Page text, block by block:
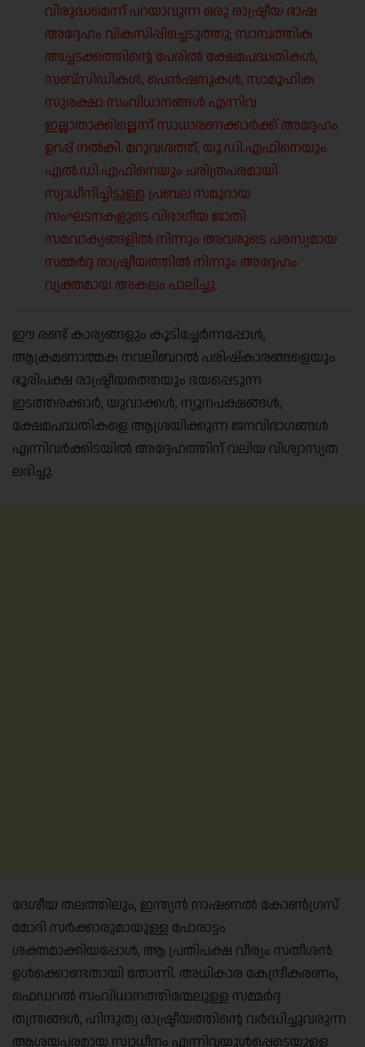
വിരുദ്ധമെന്ന് പറയാവുന്ന ഒരു രാഷ്ട്രീയ ഭാഷ
അദ്ദേഹം വികസിപ്പിച്ചെടുത്തു; സാമ്പത്തിക
അച്ചടക്കത്തിന്റെ പേരിൽ ക്ഷേമപദ്ധതികൾ,
സബ്സിഡികൾ, പെൻഷനുകൾ, സാമൂഹിക
സുരക്ഷാ സംവിധാനങ്ങൾ എന്നിവ
ഇല്ലാതാക്കില്ലെന്ന് സാധാരണക്കാർക്ക് അദ്ദേഹം
ഉറപ്പ് നൽകി. മറുവശത്ത്, യു.ഡി.എഫിനെയും
എൽ.ഡി.എഫിനെയും ചരിത്രപരമായി
സ്വാധീനിച്ചിട്ടുള്ള പ്രബല സമുദായ
സംഘടനകളുടെ വിഭാഗീയ ജാതി
സമവാക്യങ്ങളിൽ നിന്നും അവരുടെ പരസ്യമായ
സമ്മർദ്ദ രാഷ്ട്രീയത്തിൽ നിന്നും അദ്ദേഹം
വ്യക്തമായ അകലം പാലിച്ചു.
ഈ രണ്ട് കാര്യങ്ങളും കൂടിച്ചേർന്നപ്പോൾ,
ആക്രമണാത്മക നവലിബറൽ പരിഷ്കാരങ്ങളെയും
ഭൂരിപക്ഷ രാഷ്ട്രീയത്തെയും ഭയപ്പെടുന്ന
ഇടത്തരക്കാർ, യുവാക്കൾ, ന്യൂനപക്ഷങ്ങൾ,
ക്ഷേമപദ്ധതികളെ ആശ്രയിക്കുന്ന ജനവിഭാഗങ്ങൾ
എന്നിവർക്കിടയിൽ അദ്ദേഹത്തിന് വലിയ വിശ്വാസ്യത
ലഭിച്ചു.
ദേശീയ തലത്തിലും, ഇന്ത്യൻ നാഷണൽ കോൺഗ്രസ്
മോദി സർക്കാരുമായുള്ള പോരാട്ടം
ശക്തമാക്കിയപ്പോൾ, ആ പ്രതിപക്ഷ വീര്യം സതീശൻ
ഉൾക്കൊണ്ടതായി തോന്നി. അധികാര കേന്ദ്രീകരണം,
ഫെഡറൽ സംവിധാനത്തിന്മേലുള്ള സമ്മർദ്ദ
തന്ത്രങ്ങൾ, ഹിന്ദുത്വ രാഷ്ട്രീയത്തിന്റെ വർദ്ധിച്ചുവരുന്ന
ആശയപരമായ സ്വാധീനം എന്നിവയുൾപ്പെടെയുള്ള